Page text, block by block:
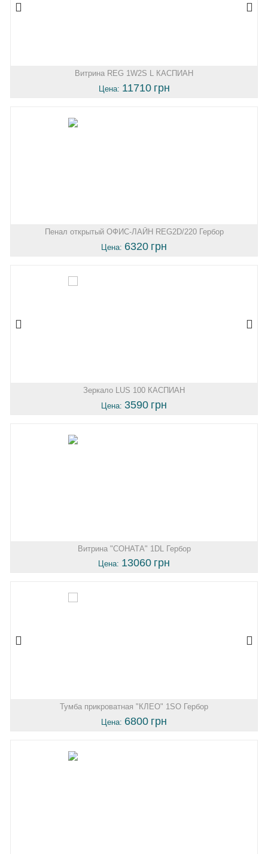
Витрина REG 1W2S L КАСПИАН
Цена: 11710 грн
Пенал открытый ОФИС-ЛАЙН REG2D/220 Гербор
Цена: 6320 грн
Зеркало LUS 100 КАСПИАН
Цена: 3590 грн
Витрина "СОНАТА" 1DL Гербор
Цена: 13060 грн
Тумба прикроватная "КЛЕО" 1SO Гербор
Цена: 6800 грн